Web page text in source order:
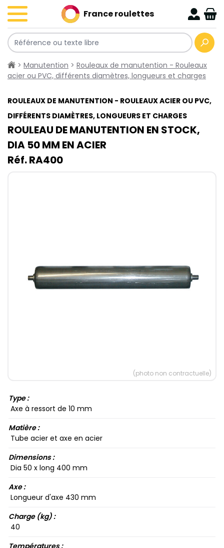
France roulettes
> Manutention > Rouleaux de manutention - Rouleaux
acier ou PVC, différents diamètres, longueurs et charges
ROULEAUX DE MANUTENTION - ROULEAUX ACIER OU PVC,
DIFFÉRENTS DIAMÈTRES, LONGUEURS ET CHARGES
ROULEAU DE MANUTENTION EN STOCK,
DIA 50​ MM EN ACIER
Réf. RA400
(photo non contractuelle)
Type :
Axe à ressort de 10​ mm
Matière :
Tube acier et axe en acier
Dimensions :
Dia 50​ x long 400​ mm
Axe :
Longueur d'axe 430​ mm
Charge (kg) :
40​
Températures :